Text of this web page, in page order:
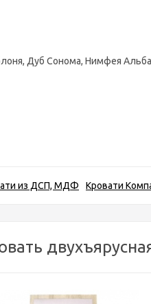
Дуб Сонома, Нимфея
из ДСП, МДФ Кровати